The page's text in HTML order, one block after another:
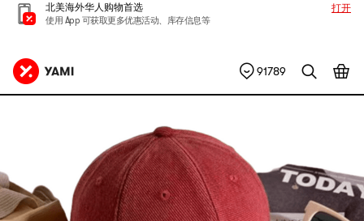
北美海外华人购物首选
使用 App 可获取更多优惠活动、库存信息等
打开
91789